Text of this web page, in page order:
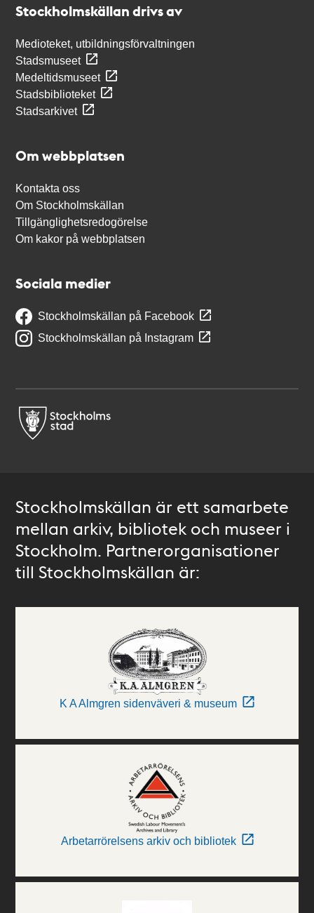
Stockholmskällan drivs av
Medioteket, utbildningsförvaltningen
Stadsmuseet
Medeltidsmuseet
Stadsbiblioteket
Stadsarkivet
Om webbplatsen
Kontakta oss
Om Stockholmskällan
Tillgänglighetsredogörelse
Om kakor på webbplatsen
Sociala medier
Stockholmskällan på Facebook
Stockholmskällan på Instagram
Stockholmskällan är ett samarbete
mellan arkiv, bibliotek och museer i
Stockholm. Partnerorganisationer
till Stockholmskällan är:
K A Almgren sidenväveri & museum
Arbetarrörelsens arkiv och bibliotek